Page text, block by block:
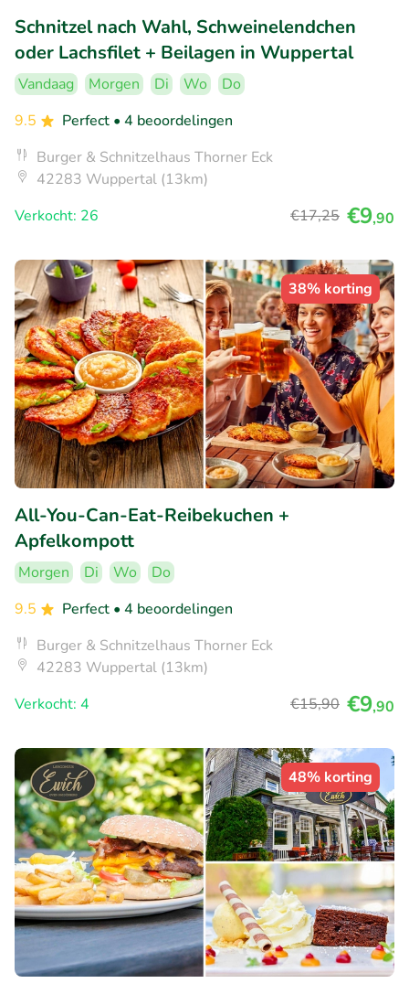
Schnitzel nach Wahl, Schweinelendchen
oder Lachsfilet + Beilagen in Wuppertal
Vandaag Morgen Di Wo
Do
9.5
Perfect • 4 beoordelingen
Burger & Schnitzelhaus Thorner Eck
42283 Wuppertal (13km)
Verkocht: 26
€17,25 €9,90
38% korting
All-You-Can-Eat-Reibekuchen +
Apfelkompott
Morgen Di Wo
Do
9.5
Perfect • 4 beoordelingen
Burger & Schnitzelhaus Thorner Eck
42283 Wuppertal (13km)
Verkocht: 4
€15,90 €9,90
48% korting